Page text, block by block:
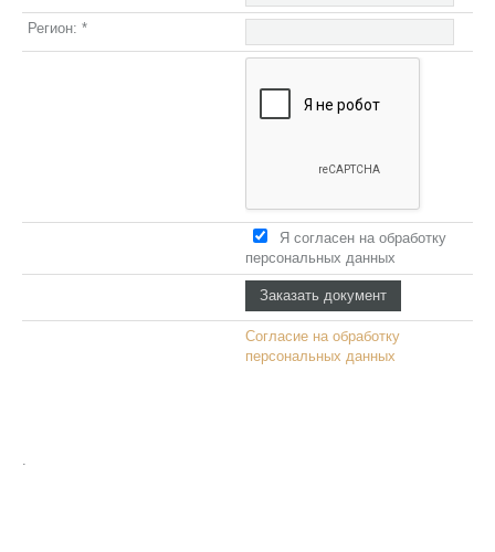
Регион: *
Я согласен на обработку
персональных данных
Согласие на обработку
персональных данных
.